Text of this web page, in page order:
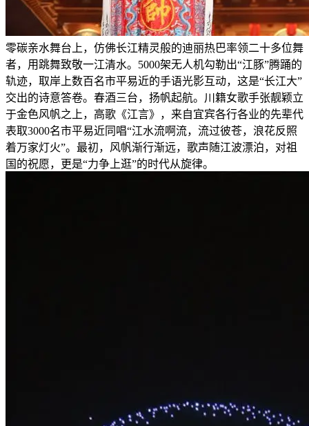
零碳亲水舞台上，仿佛长江精灵般的迪丽热巴率领二十多位舞
者，用跳舞致敬一江清水。5000架无人机勾勒出“江豚”腾踊的
轨迹，取岸上数百名市平易近的手语光影互动，这是“长江大”
交出的诗意答卷。春酒三台，扬帆起航。川籍女歌手张靓颖立
于金色风帆之上，高歌《江言》，来自宜宾各行各业的先辈代
表取3000名市平易近同唱“江水流啊流，流过彼苍，浪花反照
着万家灯火”。最初，风帆渐行渐远，歌声随江波漂泊，对祖
国的祝愿，更是“力争上逛”的时代从旋律。